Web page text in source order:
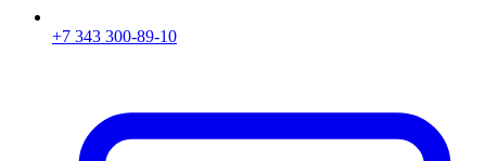
+7 343 300-89-10